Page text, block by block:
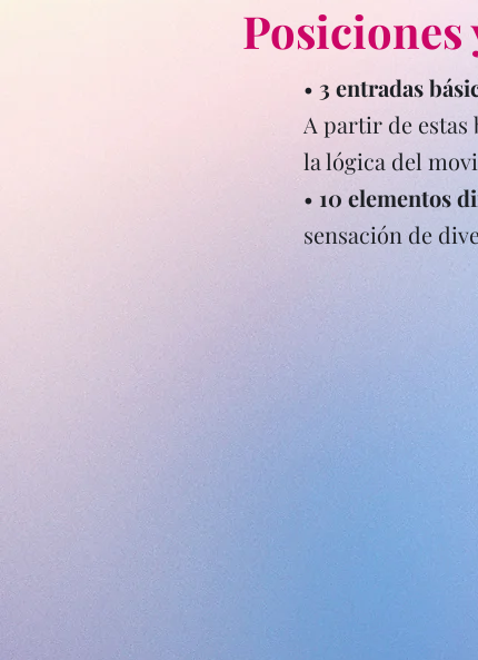
• 3 entradas
A partir de estas
la lógica del
• 10 elementos
sensación de